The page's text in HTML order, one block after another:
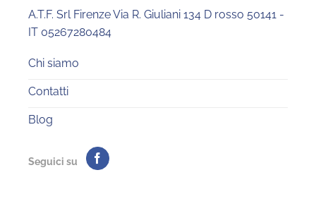
A.T.F. Srl Firenze Via R. Giuliani 134 D rosso 50141 -
IT 05267280484
Chi siamo
Contatti
Blog
Seguici su